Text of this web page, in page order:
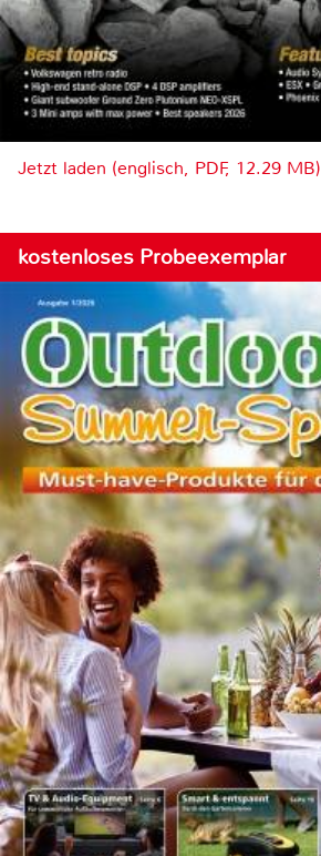
Jetzt laden (englisch, PDF, 12.29 MB)
kostenloses Probeexemplar